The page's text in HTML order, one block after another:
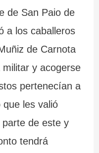
de San Paio de
a los caballeros
de Carnota
y acogerse
pertenecían a
les valió
de este y
tendrá